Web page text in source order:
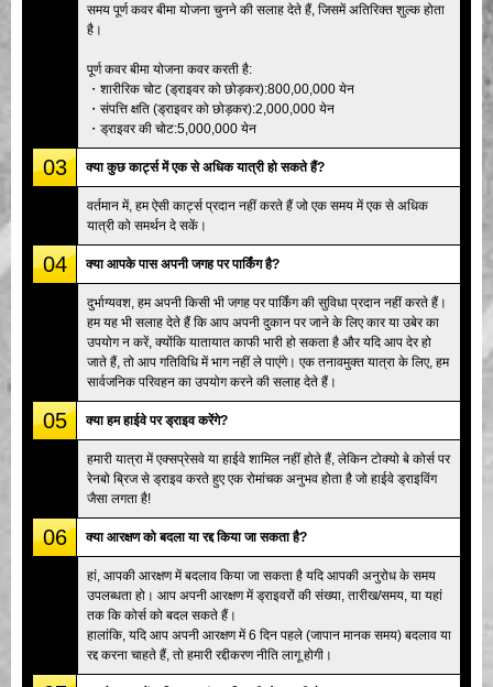
समय पूर्ण कवर बीमा योजना चुनने की सलाह देते हैं, जिसमें अतिरिक्त शुल्क होता
है।
पूर्ण कवर बीमा योजना कवर करती है:
・शारीरिक चोट (ड्राइवर को छोड़कर):800,00,000 येन
・संपत्ति क्षति (ड्राइवर को छोड़कर):2,000,000 येन
・ड्राइवर की चोट:5,000,000 येन
03 क्या कुछ कार्ट्स में एक से अधिक यात्री हो सकते हैं?
वर्तमान में, हम ऐसी कार्ट्स प्रदान नहीं करते हैं जो एक समय में एक से अधिक
यात्री को समर्थन दे सकें।
04 क्या आपके पास अपनी जगह पर पार्किंग है?
दुर्भाग्यवश, हम अपनी किसी भी जगह पर पार्किंग की सुविधा प्रदान नहीं करते हैं।
हम यह भी सलाह देते हैं कि आप अपनी दुकान पर जाने के लिए कार या उबेर का
उपयोग न करें, क्योंकि यातायात काफी भारी हो सकता है और यदि आप देर हो
जाते हैं, तो आप गतिविधि में भाग नहीं ले पाएंगे। एक तनावमुक्त यात्रा के लिए, हम
सार्वजनिक परिवहन का उपयोग करने की सलाह देते हैं।
05 क्या हम हाईवे पर ड्राइव करेंगे?
हमारी यात्रा में एक्सप्रेसवे या हाईवे शामिल नहीं होते हैं, लेकिन टोक्यो बे कोर्स पर
रेनबो ब्रिज से ड्राइव करते हुए एक रोमांचक अनुभव होता है जो हाईवे ड्राइविंग
जैसा लगता है!
06 क्या आरक्षण को बदला या रद्द किया जा सकता है?
हां, आपकी आरक्षण में बदलाव किया जा सकता है यदि आपकी अनुरोध के समय
उपलब्धता हो। आप अपनी आरक्षण में ड्राइवरों की संख्या, तारीख/समय, या यहां
तक कि कोर्स को बदल सकते हैं।
हालांकि, यदि आप अपनी आरक्षण में 6 दिन पहले (जापान मानक समय) बदलाव या
रद्द करना चाहते हैं, तो हमारी रद्दीकरण नीति लागू होगी।